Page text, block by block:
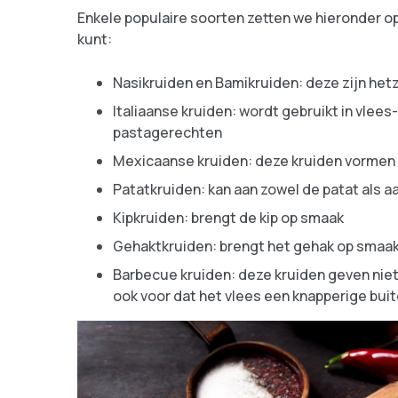
Enkele populaire soorten zetten we hieronder
kunt:
Nasikruiden en Bamikruiden: deze zijn
Italiaanse kruiden: wordt gebruikt in
pastagerechten
Mexicaanse kruiden: deze kruiden
Patatkruiden: kan aan zowel de patat als
Kipkruiden: brengt de kip op smaak
Gehaktkruiden: brengt het gehak op
Barbecue kruiden: deze kruiden geven
ook voor dat het vlees een knapperige